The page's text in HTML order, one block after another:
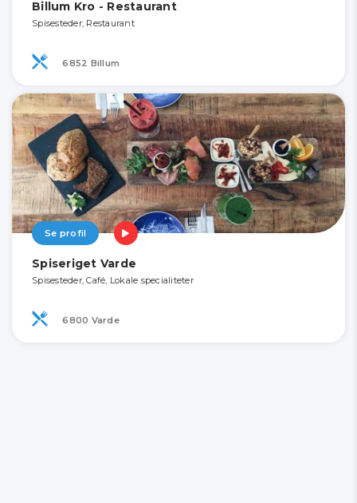
Billum Kro - Restaurant
Spisesteder, Restaurant
6852 Billum
Se profil
Spiseriget Varde
Spisesteder, Café, Lokale specialiteter
6800 Varde